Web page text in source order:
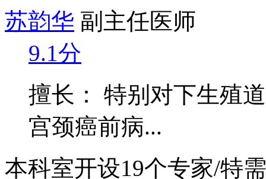
苏韵华 副主任医师
9.1分
擅长： 特别对下生殖
宫颈癌前病...
本科室开设19个专家/特